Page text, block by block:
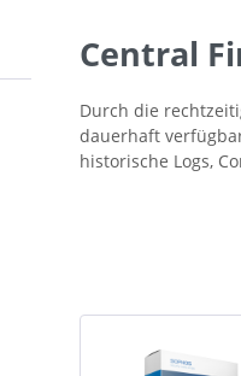
Central
Durch die
dauerhaft
historische Logs,